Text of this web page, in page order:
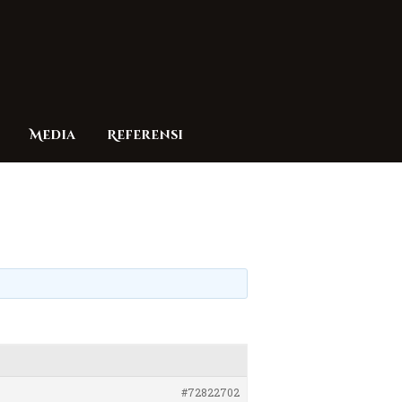
Media Referensi
#72822702